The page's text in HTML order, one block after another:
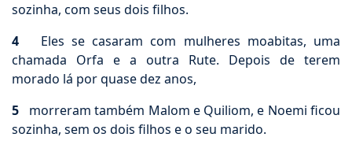
sozinha, com seus dois filhos.
4 Eles se casaram com mulheres moabitas, uma
chamada Orfa e a outra Rute. Depois de terem
morado lá por quase dez anos,
5 morreram também Malom e Quiliom, e Noemi ficou
sozinha, sem os dois filhos e o seu marido.